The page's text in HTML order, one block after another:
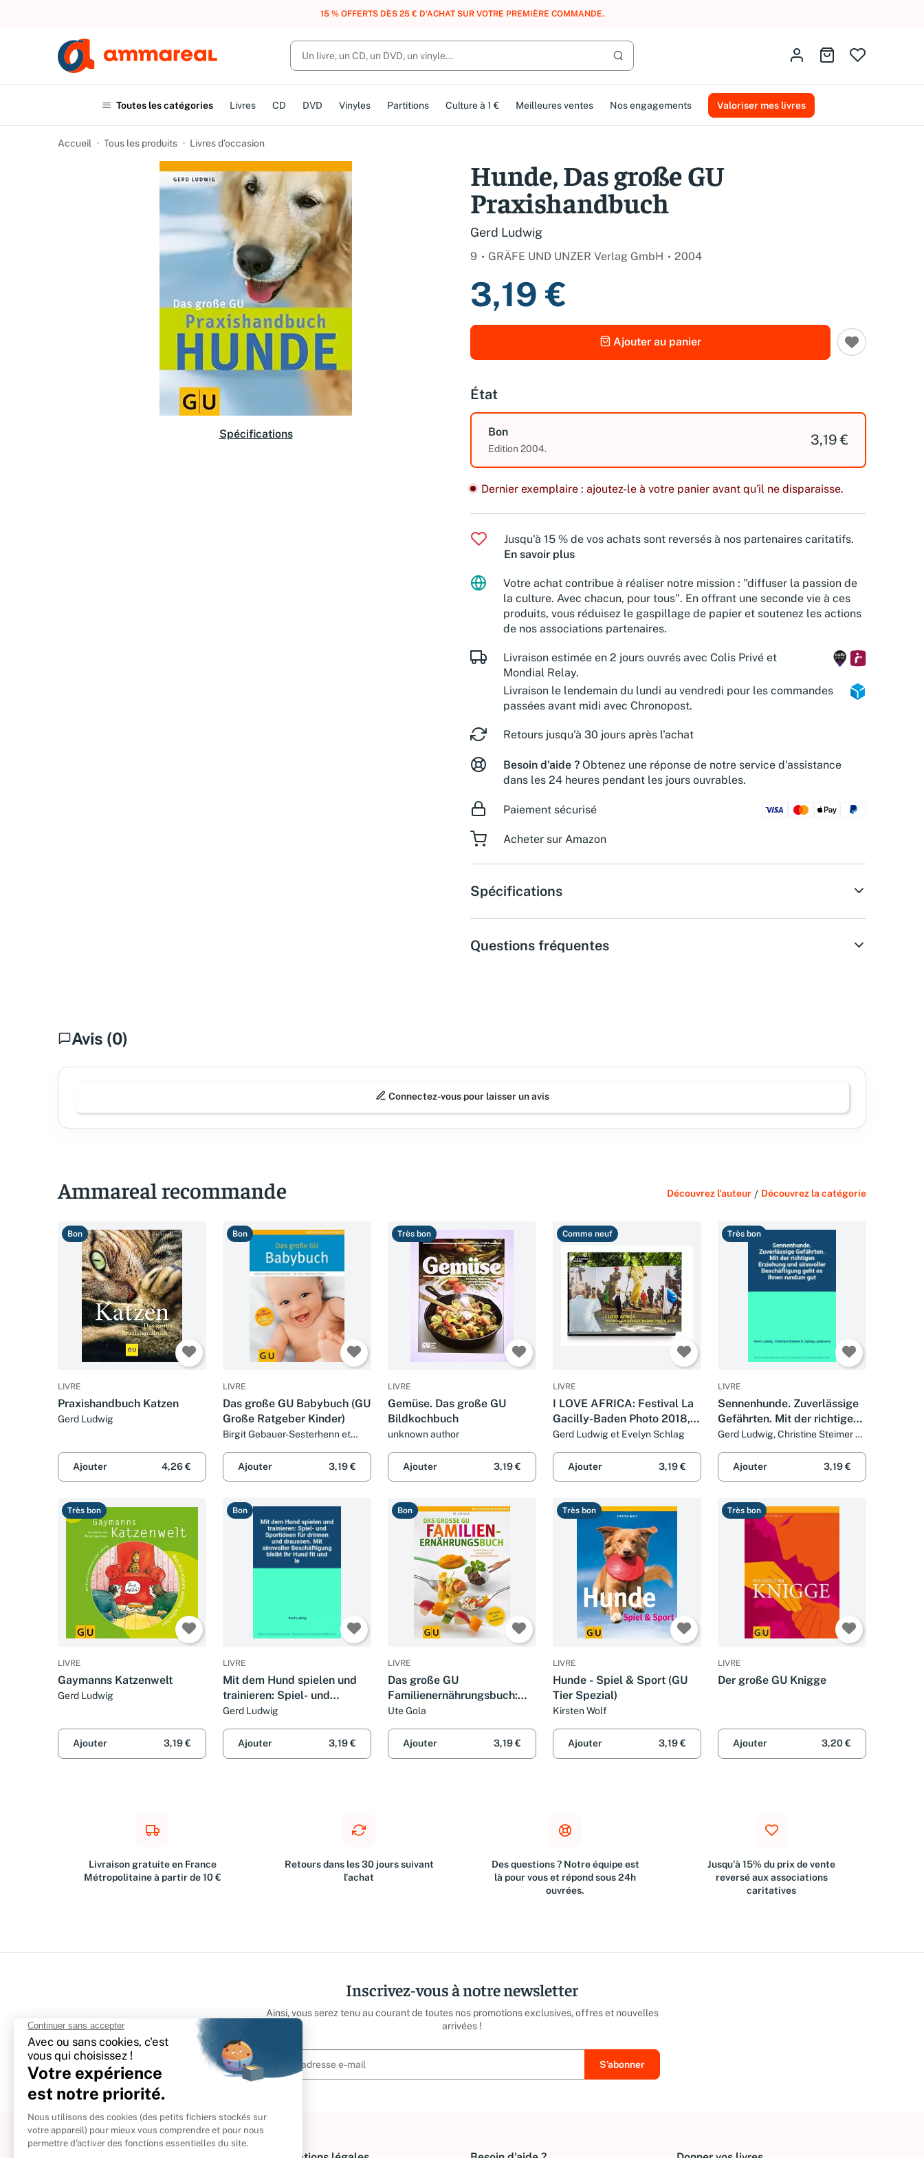
UN ACHAT, DES POINTS, DES RÉCOMPENSES :REJOIGNEZ GRATUITEMENT LE CLUB AMMAREAL.
Lancer la recherche
Identifiez-vousAller au panier
Toutes les catégories Livres CD DVD Vinyles Partitions Culture à 1 € Meilleures ventes Nos engagements Valoriser mes livres
Accueil Tous les produits Livres d’occasion
Spécifications
Hunde, Das große GU
Praxishandbuch
Gerd Ludwig
9 GRÄFE UND UNZER Verlag GmbH 2004
3,19 €
Ajouter au panier
État
Bon
Edition 2004.
3,19 €
Dernier exemplaire : ajoutez-le à votre panier avant qu'il ne disparaisse.
Jusqu'à 15 % de vos achats sont reversés à nos partenaires caritatifs.
En savoir plus
Votre achat contribue à réaliser notre mission : "diffuser la passion de
la culture. Avec chacun, pour tous". En offrant une seconde vie à ces
produits, vous réduisez le gaspillage de papier et soutenez les actions
de nos associations partenaires.
Livraison estimée en 2 jours ouvrés avec Colis Privé et
Mondial Relay.
Livraison le lendemain du lundi au vendredi pour les commandes
passées avant midi avec Chronopost.
Retours jusqu'à 30 jours après l'achat
Besoin d'aide ? Obtenez une réponse de notre service d'assistance
dans les 24 heures pendant les jours ouvrables.
Paiement sécurisé
Acheter sur Amazon
Spécifications
Questions fréquentes
Avis (0)
Connectez-vous pour laisser un avis
Ammareal recommande Découvrez l'auteur / Découvrez la catégorie
Bon
LIVRE
Praxishandbuch Katzen
Gerd Ludwig
Ajouter 4,26 €
Bon
LIVRE
Das große GU Babybuch (GU
Große Ratgeber Kinder)
Birgit Gebauer-Sesterhenn et
Ajouter
3,19 €
Très bon
LIVRE
Gemüse. Das große GU
Bildkochbuch
unknown author
Ajouter 3,19 €
Comme neuf
LIVRE
I LOVE AFRICA: Festival La
Gacilly-Baden Photo 2018,
die Arbeiten der Artists in
Residence Evelyn Schlag
und Gerd Ludwig
Gerd Ludwig et Evelyn Schlag
Ajouter 3,19 €
Très bon
LIVRE
Sennenhunde. Zuverlässige
Gefährten. Mit der richtigen
Erziehung und sinnvoller
Beschäftigung geht es ihnen
rundum gut
Gerd Ludwig, Christine Steimer et
Ajouter
3,19 €
Très bon
LIVRE
Gaymanns Katzenwelt
Gerd Ludwig
Ajouter 3,19 €
Bon
LIVRE
Mit dem Hund spielen und
trainieren: Spiel- und
Sportideen für drinnen und
draussen. Mit sinnvoller
Beschäftigung bleibt Ihr
Hund fit und le
Gerd Ludwig
Ajouter 3,19 €
Bon
LIVRE
Das große GU
Familienernährungsbuch:
Das Handbuch zur
ausgewogenen und
gesunden Ernährung (GU
Große Ratgeber Kinder)
Ute Gola
Ajouter 3,19 €
Très bon
LIVRE
Hunde - Spiel & Sport (GU
Tier Spezial)
Kirsten Wolf
Ajouter 3,19 €
Très bon
LIVRE
Der große GU Knigge
Ajouter 3,20 €
Livraison gratuite en France
Métropolitaine à partir de 10 €
Retours dans les 30 jours suivant
l'achat
Des questions ? Notre équipe est
là pour vous et répond sous 24h
ouvrées.
Jusqu'à 15% du prix de vente
reversé aux associations
caritatives
Inscrivez-vous à notre newsletter
Ainsi, vous serez tenu au courant de toutes nos promotions exclusives, offres et nouvelles
arrivées !